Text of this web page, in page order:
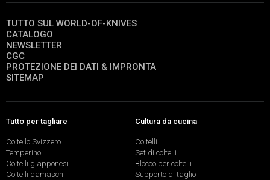
TUTTO SUL WORLD-OF-KNIVES
CATALOGO
NEWSLETTER
CGC
PROTEZIONE DEI DATI & IMPRONTA
SITEMAP
Tutto per tagliare
Coltello Svizzero
Temperino
Coltelli giapponesi
Coltelli damaschi
Cultura da cucina
Coltelli
Set di coltelli
Blocco per coltelli
Supporto di taglio